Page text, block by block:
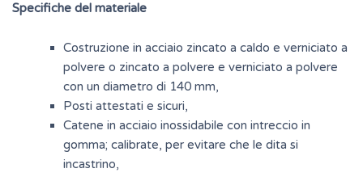
Specifiche del materiale
Costruzione in acciaio zincato a caldo e verniciato a
polvere o zincato a polvere e verniciato a polvere
con un diametro di 140 mm,
Posti attestati e sicuri,
Catene in acciaio inossidabile con intreccio in
gomma; calibrate, per evitare che le dita si
incastrino,